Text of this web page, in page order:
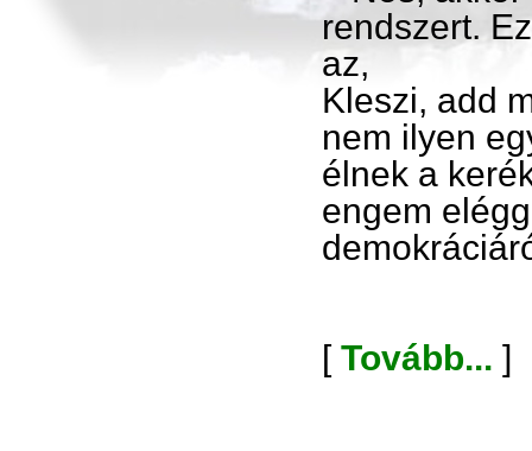
rendszert.
az,
Kleszi, add
nem ilyen
élnek a
engem
[ Tovább... ]